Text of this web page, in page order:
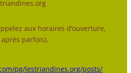
aux horaires d’ouverture,
parfois),
pg/lestriandines.org/posts/